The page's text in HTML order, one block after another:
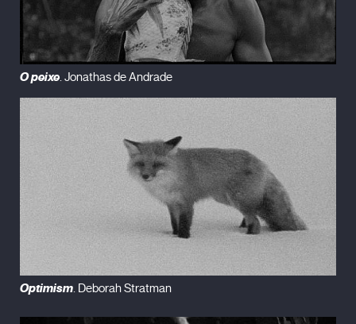
O peixe. Jonathas de Andrade
Optimism. Deborah Stratman